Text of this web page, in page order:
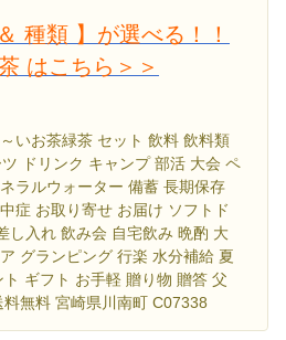
種類 】が選べる！！
はこちら＞＞
いお茶緑茶 セット 飲料 飲料類
ドリンク キャンプ 部活 大会 ペ
ラルウォーター 備蓄 長期保存
症 お取り寄せ お届け ソフトド
し入れ 飲み会 自宅飲み 晩酌 大
グランピング 行楽 水分補給 夏
ギフト お手軽 贈り物 贈答 父
無料 宮崎県川南町 C07338